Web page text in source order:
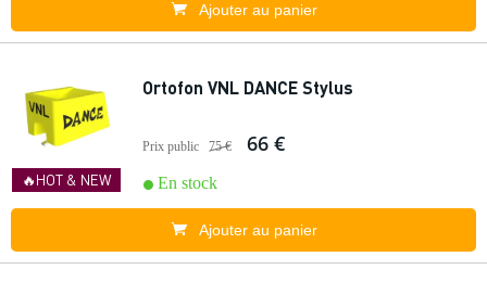
Ajouter au panier
🔥HOT & NEW
Ortofon VNL DANCE Stylus
Prix public 75 € 66 €
En stock
Ajouter au panier